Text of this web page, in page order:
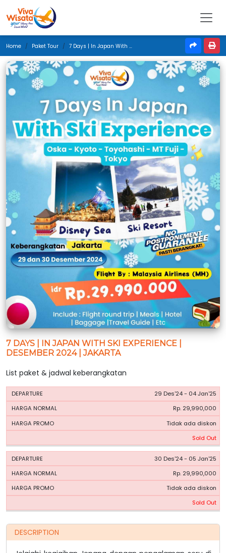
Home Paket Tour 7 Days | In Japan With Ski Experience | Desember 2024 | Jakarta
7 DAYS | IN JAPAN WITH SKI EXPERIENCE |
DESEMBER 2024 | JAKARTA
List paket & jadwal keberangkatan
PERIODE
HARGA
29 Des'24 - 04 Jan'25
Rp. 29,990,000
Tidak ada diskon
Sold Out
30 Des'24 - 05 Jan'25
Rp. 29,990,000
Tidak ada diskon
Sold Out
DESCRIPTION